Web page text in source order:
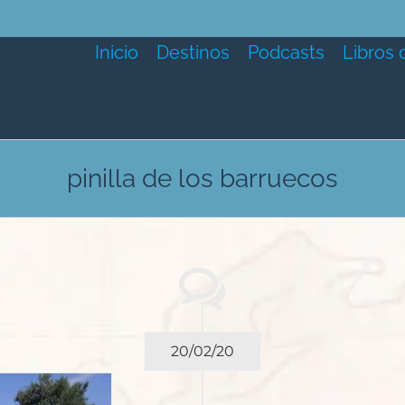
Inicio Destinos Podcasts Libros
pinilla de los barruecos
20/02/20